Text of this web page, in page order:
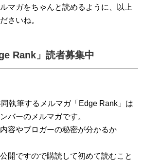
マガをちゃんと読めるように、以上
さいね。
Rank」読者募集中
執筆するメルマガ「Edge Rank」は
バーのメルマガです。
容やブロガーの秘密が分かるか
開ですので購読して初めて読むこと